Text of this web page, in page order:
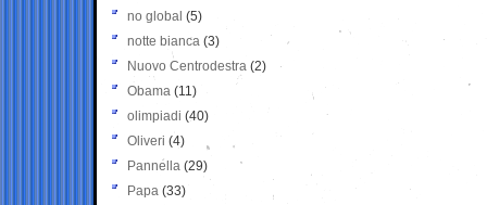
no global (5)
notte bianca (3)
Nuovo Centrodestra (2)
Obama (11)
olimpiadi (40)
Oliveri (4)
Pannella (29)
Papa (33)